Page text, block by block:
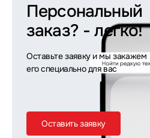
Персональный
заказ? - легко!
Оставьте заявку и мы закажем
его специально для вас
Оставить заявку